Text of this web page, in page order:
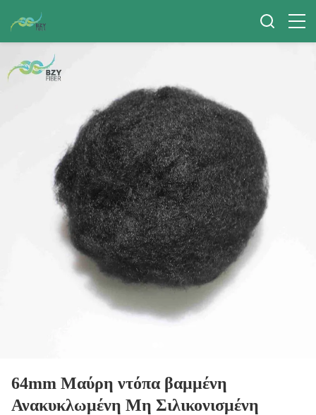
64mm Μαύρη ντόπα βαμμένη
Ανακυκλωμένη Μη Σιλικονισμένη